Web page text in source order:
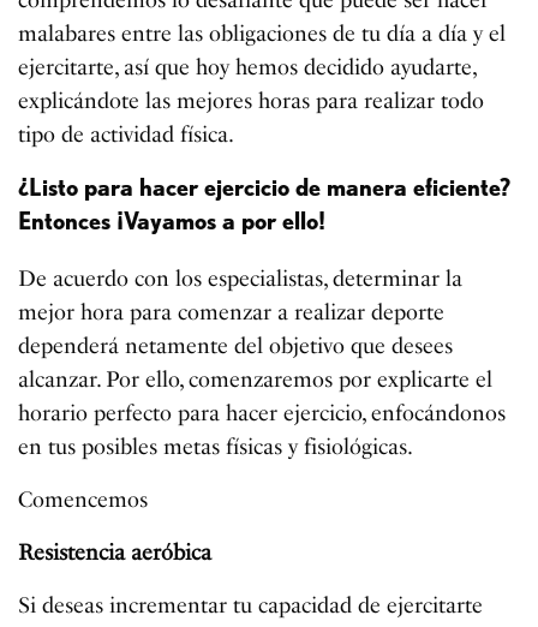
malabares entre las obligaciones de tu día a día y el
ejercitarte, así que hoy hemos decidido ayudarte,
explicándote las mejores horas para realizar todo
tipo de actividad física.
¿Listo para hacer ejercicio de manera eficiente?
Entonces ¡Vayamos a por ello!
De acuerdo con los especialistas, determinar la
mejor hora para comenzar a realizar deporte
dependerá netamente del objetivo que desees
alcanzar. Por ello, comenzaremos por explicarte el
horario perfecto para hacer ejercicio, enfocándonos
en tus posibles metas físicas y fisiológicas.
Comencemos
Resistencia aeróbica
Si deseas incrementar tu capacidad de ejercitarte